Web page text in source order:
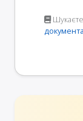
Шукаєте